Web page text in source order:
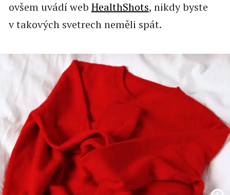
ovšem uvádí web HealthShots, nikdy byste
v takových svetrech neměli spát.